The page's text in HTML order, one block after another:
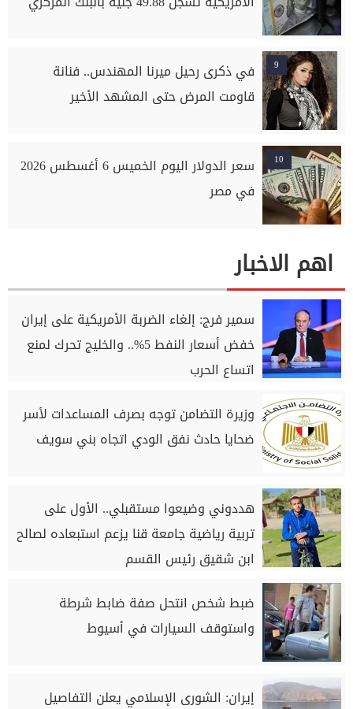
9
في ذكرى رحيل ميرنا المهندس.. فنانة
قاومت المرض حتى المشهد الأخير
10
سعر الدولار اليوم الخميس 6 أغسطس 2026
في مصر
اهم الاخبار
سمير فرج: إلغاء الضربة الأمريكية على إيران
خفض أسعار النفط 5%.. والخليج تحرك لمنع
اتساع الحرب
وزيرة التضامن توجه بصرف المساعدات لأسر
ضحايا حادث نفق الودي اتجاه بني سويف
هددوني وضيعوا مستقبلي.. الأول على
تربية رياضية جامعة قنا يزعم استبعاده لصالح
ابن شقيق رئيس القسم
ضبط شخص انتحل صفة ضابط شرطة
واستوقف السيارات في أسيوط
إيران: الشورى الإسلامي يعلن التفاصيل